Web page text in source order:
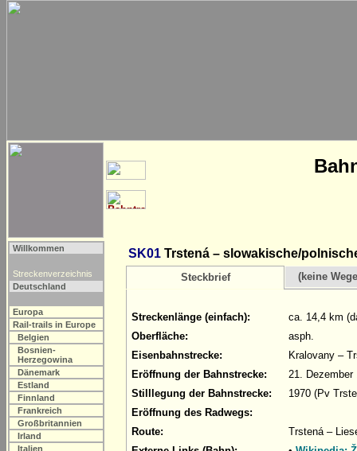
Willkommen
Streckenverzeichnis
Deutschland
Europa
Rail-trails in Europe
Belgien
Bosnien-
Herzegowina
Dänemark
Estland
Finnland
Frankreich
Großbritannien
Irland
Italien
SK01 Trstená – slowakische/
Steckbrief (keine
Streckenlänge (einfach):
ca. 14,4 km
Oberfläche:
asph.
Eisenbahnstrecke:
Kralovany –
Eröffnung der Bahnstrecke:
21. Dezember
Stilllegung der Bahnstrecke:
1970 (Pv
Eröffnung des Radwegs:
Route:
Trstená –